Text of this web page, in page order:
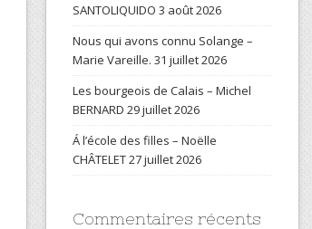
SANTOLIQUIDO 3 août 2026
Nous qui avons connu Solange –
Marie Vareille. 31 juillet 2026
Les bourgeois de Calais – Michel
BERNARD 29 juillet 2026
Á l’école des filles – Noëlle
CHÂTELET27 juillet 2026
Commentaires récents